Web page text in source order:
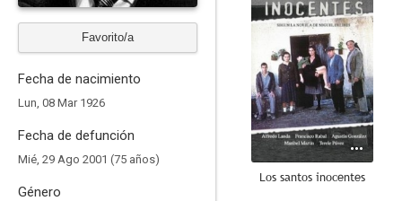
Favorito/a
Fecha de nacimiento
Lun, 08 Mar 1926
Fecha de defunción
Mié, 29 Ago 2001 (75 años)
Género
Los santos inocentes